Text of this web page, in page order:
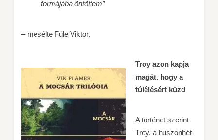
formájába öntöttem”
– mesélte Füle Viktor.
Troy azon kapja
magát, hogy a
túlélésért küzd
A történet szerint
Troy, a huszonhét